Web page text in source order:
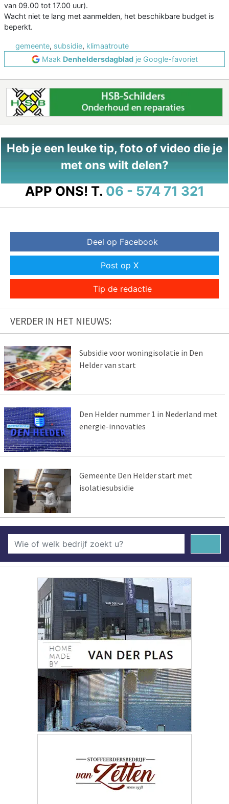
van 09.00 tot 17.00 uur).
Wacht niet te lang met aanmelden, het beschikbare budget is
beperkt.
gemeente, subsidie, klimaatroute
Maak Denheldersdagbladje Google-favoriet
Heb je een leuke tip, foto of video die je
met ons wilt delen?
APP ONS! T. 06 - 574 71 321
Deel op Facebook
Post op X
Tip de redactie
VERDER IN HET NIEUWS:
Subsidie voor woningisolatie in Den
Helder van start
Den Helder nummer 1 in Nederland met
energie-innovaties
Gemeente Den Helder start met
isolatiesubsidie